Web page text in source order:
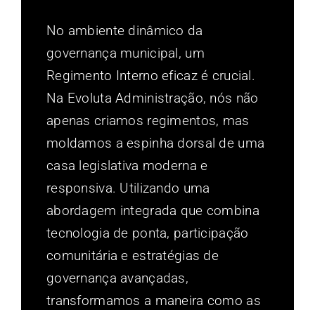
No ambiente dinâmico da
governança municipal, um
Regimento Interno eficaz é crucial.
Na Evoluta Administração, nós não
apenas criamos regimentos, mas
moldamos a espinha dorsal de uma
casa legislativa moderna e
responsiva. Utilizando uma
abordagem integrada que combina
tecnologia de ponta, participação
comunitária e estratégias de
governança avançadas,
transformamos a maneira como as